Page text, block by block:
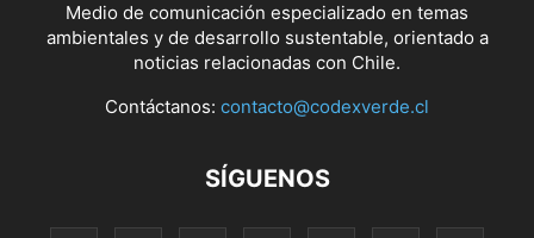
Medio de comunicación especializado en temas
ambientales y de desarrollo sustentable, orientado a
noticias relacionadas con Chile.
Contáctanos: contacto@codexverde.cl
SÍGUENOS